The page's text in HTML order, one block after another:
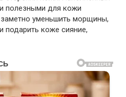
полезными для кожи
уменьшить морщины,
подарить коже сияние,